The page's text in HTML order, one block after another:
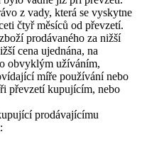
z vady, která se vyskytne
čtyř měsíců od převzetí.
prodávaného za nižší
cena ujednána, na
obvyklým užíváním,
míře používání nebo
převzetí kupujícím, nebo
prodávajícímu